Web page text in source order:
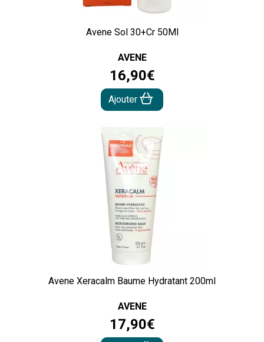
Avene Sol 30+Cr 50Ml
AVENE
16,90€
Ajouter
Avene Xeracalm Baume Hydratant 200ml
AVENE
17,90€